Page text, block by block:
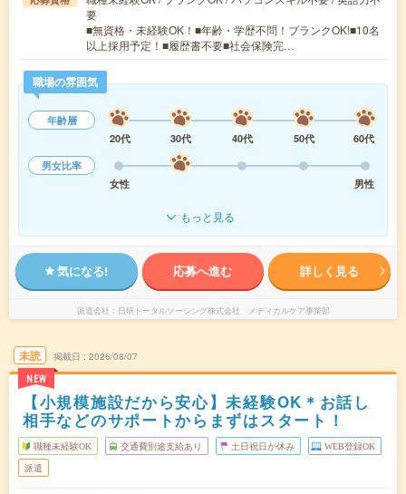
要
■無資格・未経験OK！■年齢・学歴不問！ブランクOK!■10名
以上採用予定！■履歴書不要■社会保険完…
職場の雰囲気
年齢層
20代
30代 40代 50代
60代
男女比率
女性
男性
もっと見る
気になる! 応募へ進む 詳しく見る
派遣会社 日研トータルソーシング株式会社 メディカルケア事業部
未読
NEW
掲載日 2026/08/07
【小規模施設だから安心】未経験OK＊お話し
相手などのサポートからまずはスタート！
職種未経験OK 交通費別途支給あり 土日祝日が休み WEB登録OK
派遣